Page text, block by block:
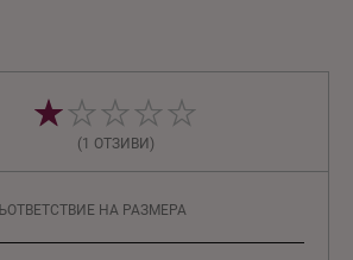
(1 ОТЗИВИ)
НА РАЗМЕРА